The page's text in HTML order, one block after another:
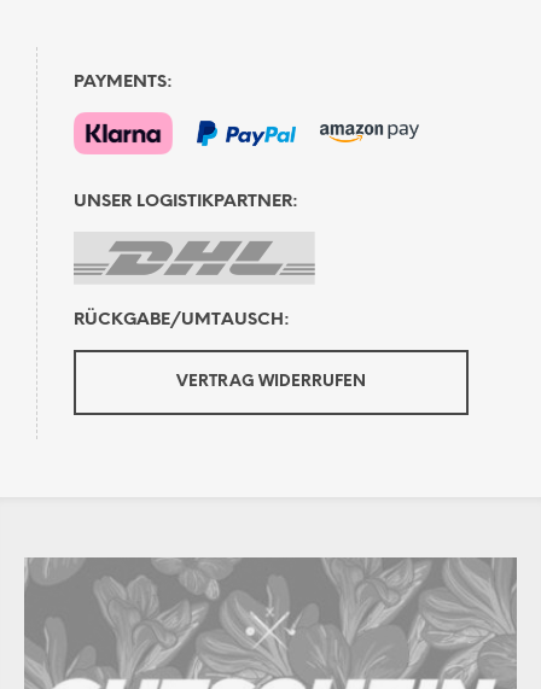
PAYMENTS:
UNSER LOGISTIKPARTNER:
RÜCKGABE/UMTAUSCH:
VERTRAG WIDERRUFEN